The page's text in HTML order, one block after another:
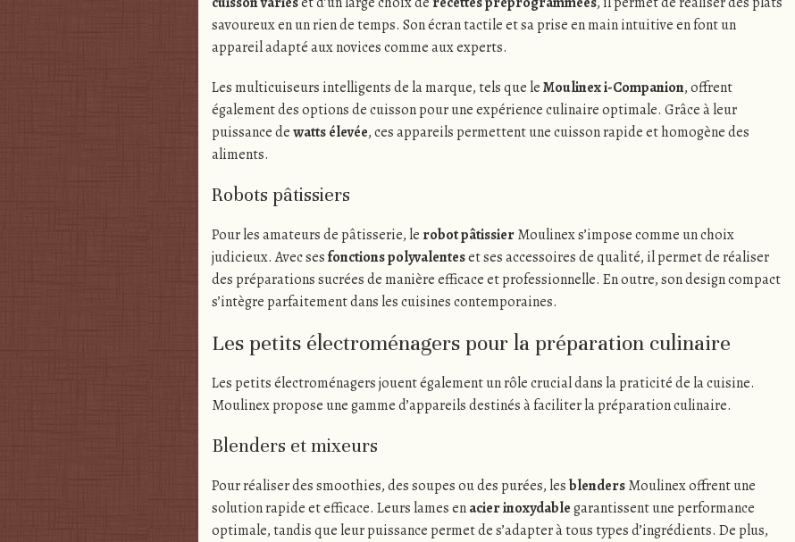
savoureux en un rien de temps. Son écran tactile et sa prise en main intuitive en font un
appareil adapté aux novices comme aux experts.
Les multicuiseurs intelligents de la marque, tels que leMoulinex i-Companion, offrent
également des options de cuisson pour une expérience culinaire optimale. Grâce à leur
puissance dewatts élevée, ces appareils permettent une cuisson rapide et homogène des
aliments.
Robots pâtissiers
Pour les amateurs de pâtisserie, le robot pâtissierMoulinex s’impose comme un choix
judicieux. Avec sesfonctions polyvalenteset ses accessoires de qualité, il permet de réaliser
des préparations sucrées de manière efficace et professionnelle. En outre, son design compact
s’intègre parfaitement dans les cuisines contemporaines.
Les petits électroménagers pour la préparation culinaire
Les petits électroménagers jouent également un rôle crucial dans la praticité de la cuisine.
Moulinex propose une gamme d’appareils destinés à faciliter la préparation culinaire.
Blenders et mixeurs
Pour réaliser des smoothies, des soupes ou des purées, lesblendersMoulinex offrent une
solution rapide et efficace. Leurs lames enacier inoxydablegarantissent une performance
optimale, tandis que leur puissance permet de s’adapter à tous types d’ingrédients. De plus,